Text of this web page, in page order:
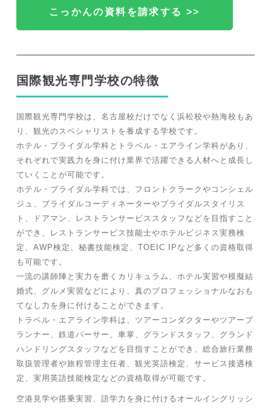
こっかんの資料を請求する >>
国際観光専門学校の特徴
国際観光専門学校は、名古屋校だけでなく浜松校や熱海校もあ
り、観光のスペシャリストを養成する学校です。
ホテル・ブライダル学科とトラベル・エアライン学科があり、
それぞれで実践力を身に付け業界で活躍できる人材へと成長し
ていくことが可能です。
ホテル・ブライダル学科では、フロントクラークやコンシェル
ジュ、ブライダルコーディネーターやブライダルスタイリス
ト、ドアマン、レストランサービススタッフなどを目指すこと
ができ、レストランサービス技能士やホテルビジネス実務検
定、AWP検定、秘書技能検定、TOEIC IPなど多くの資格取得
も可能です。
一流の講師陣と実力を磨くカリキュラム、ホテル実習や模擬結
婚式、グルメ実習などにより、真のプロフェッショナルなおも
てなし力を身に付けることができます。
トラベル・エアライン学科は、ツアーコンダクターやツアープ
ランナー、鉄道パーサー、車掌、グランドスタッフ、グランド
ハンドリングスタッフなどを目指すことができ、総合旅行業務
取扱管理者や旅程管理主任者、観光英語検定、サービス接遇検
定、実用英語技能検定などの資格取得が可能です。
空港見学や搭乗実習、語学力を身に付けるオールイングリッシ